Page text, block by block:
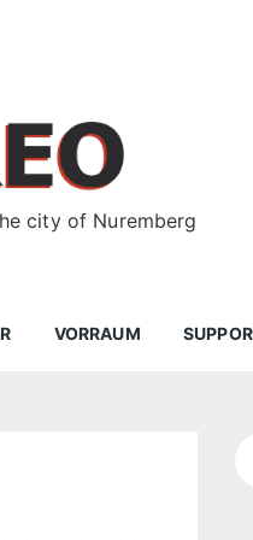
city of Nuremberg
VORRAUM